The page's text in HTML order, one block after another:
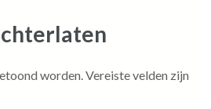
worden.Vereiste velden zijn